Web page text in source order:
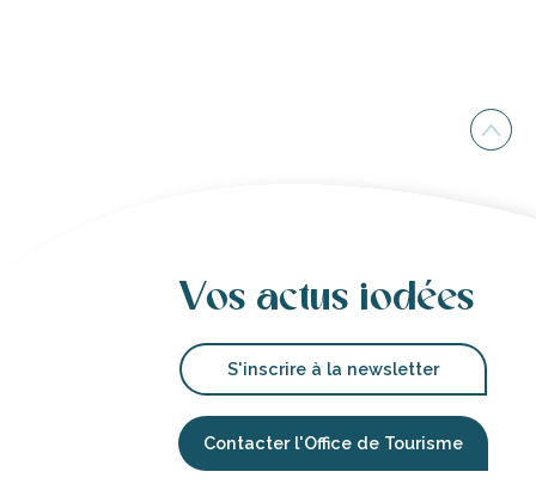
Vos actus iodées
S'inscrire à la newsletter
Contacter l'Office de Tourisme